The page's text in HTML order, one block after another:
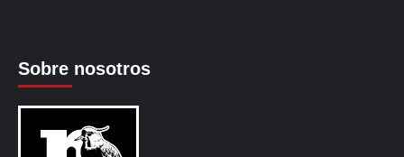
Sobre nosotros